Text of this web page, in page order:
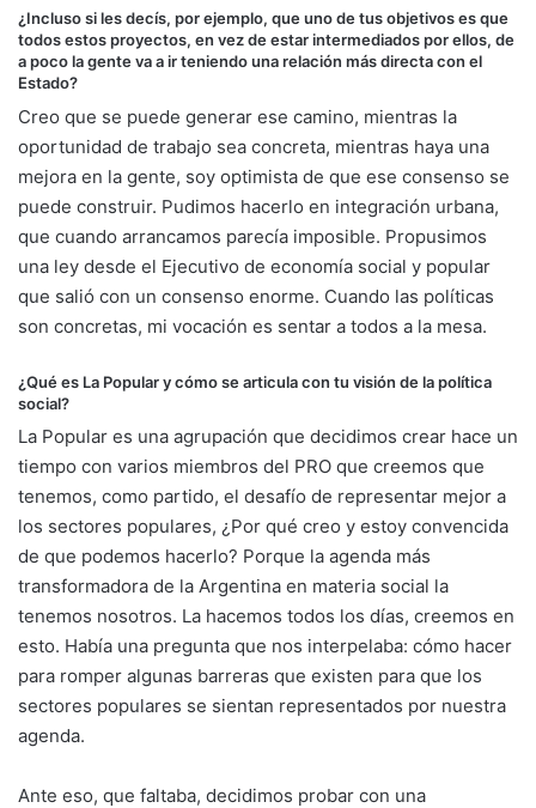
¿Incluso si les decís, por ejemplo, que uno de tus objetivos es que
todos estos proyectos, en vez de estar intermediados por ellos, de
a poco la gente va a ir teniendo una relación más directa con el
Estado?
Creo que se puede generar ese camino, mientras la
oportunidad de trabajo sea concreta, mientras haya una
mejora en la gente, soy optimista de que ese consenso se
puede construir. Pudimos hacerlo en integración urbana,
que cuando arrancamos parecía imposible. Propusimos
una ley desde el Ejecutivo de economía social y popular
que salió con un consenso enorme. Cuando las políticas
son concretas, mi vocación es sentar a todos a la mesa.
¿Qué es La Popular y cómo se articula con tu visión de la política
social?
La Popular es una agrupación que decidimos crear hace un
tiempo con varios miembros del PRO que creemos que
tenemos, como partido, el desafío de representar mejor a
los sectores populares, ¿Por qué creo y estoy convencida
de que podemos hacerlo? Porque la agenda más
transformadora de la Argentina en materia social la
tenemos nosotros. La hacemos todos los días, creemos en
esto. Había una pregunta que nos interpelaba: cómo hacer
para romper algunas barreras que existen para que los
sectores populares se sientan representados por nuestra
agenda.
Ante eso, que faltaba, decidimos probar con una